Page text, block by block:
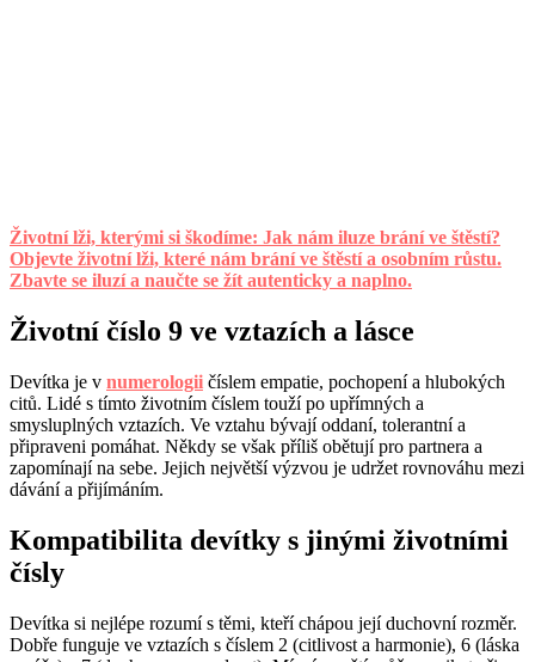
Životní lži, kterými si škodíme: Jak nám iluze brání ve štěstí?
Objevte životní lži, které nám brání ve štěstí a osobním růstu.
Zbavte se iluzí a naučte se žít autenticky a naplno.
Životní číslo 9 ve vztazích a lásce
Devítka je v numerologii číslem empatie, pochopení a hlubokých
citů. Lidé s tímto životním číslem touží po upřímných a
smysluplných vztazích. Ve vztahu bývají oddaní, tolerantní a
připraveni pomáhat. Někdy se však příliš obětují pro partnera a
zapomínají na sebe. Jejich největší výzvou je udržet rovnováhu mezi
dávání a přijímáním.
Kompatibilita devítky s jinými životními
čísly
Devítka si nejlépe rozumí s těmi, kteří chápou její duchovní rozměr.
Dobře funguje ve vztazích s číslem 2 (citlivost a harmonie), 6 (láska